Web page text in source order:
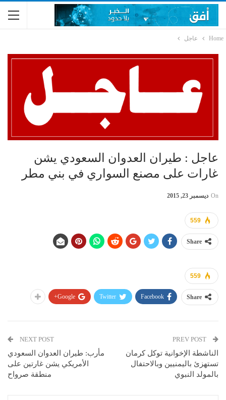
Home عاجل
عاجل : طيران العدوان السعودي يشن
غارات على مصنع السواري في بني مطر
On ديسمبر 23, 2015
559
Share
559
Share
Facebook
Twitter
Google+
الناشطة الإخوانية توكل كرمان
تستهزئ باليمنيين وبالاحتفال
بالمولد النبوي
NEXT POST
مأرب: طيران العدوان السعودي
الأمريكي يشن غارتين على
منطقة صرواح